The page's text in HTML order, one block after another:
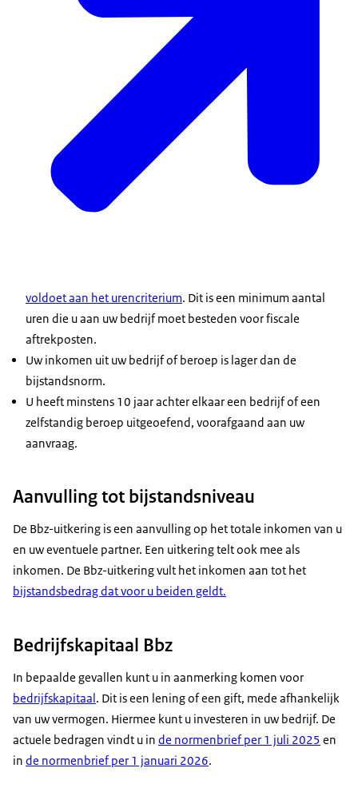
voldoet aan het urencriterium. Dit is een minimum aantal
uren die u aan uw bedrijf moet besteden voor fiscale
aftrekposten.
Uw inkomen uit uw bedrijf of beroep is lager dan de
bijstandsnorm.
U heeft minstens 10 jaar achter elkaar een bedrijf of een
zelfstandig beroep uitgeoefend, voorafgaand aan uw
aanvraag.
Aanvulling tot bijstandsniveau
De Bbz-uitkering is een aanvulling op het totale inkomen van u
en uw eventuele partner. Een uitkering telt ook mee als
inkomen. De Bbz-uitkering vult het inkomen aan tot het
bijstandsbedrag dat voor u beiden geldt.
Bedrijfskapitaal Bbz
In bepaalde gevallen kunt u in aanmerking komen voor
bedrijfskapitaal. Dit is een lening of een gift, mede afhankelijk
van uw vermogen. Hiermee kunt u investeren in uw bedrijf. De
actuele bedragen vindt u in de normenbrief per 1 juli 2025 en
in de normenbrief per 1 januari 2026.